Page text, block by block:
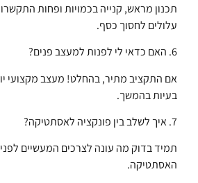
תכנון מראש, קנייה בכמויות ופחות
עלולים לחסוך כסף.
6. האם כדאי לי לפנות למעצב פנים?
אם התקציב מתיר, בהחלט! מעצב מקצועי
בעיות בהמשך.
7. איך לשלב בין פונקציה לאסתטיקה?
תמיד בדוק מה עונה לצרכים המעשיים
האסתטיקה.